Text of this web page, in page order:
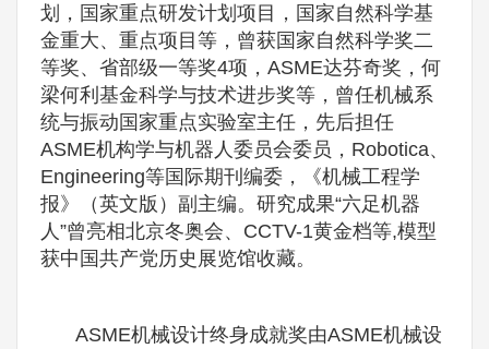
划，国家重点研发计划项目，国家自然科学基
金重大、重点项目等，曾获国家自然科学奖二
等奖、省部级一等奖4项，ASME达芬奇奖，何
梁何利基金科学与技术进步奖等，曾任机械系
统与振动国家重点实验室主任，先后担任
ASME机构学与机器人委员会委员，Robotica、
Engineering等国际期刊编委，《机械工程学
报》（英文版）副主编。研究成果“六足机器
人”曾亮相北京冬奥会、CCTV-1黄金档等,模型
获中国共产党历史展览馆收藏。
ASME机械设计终身成就奖由ASME机械设